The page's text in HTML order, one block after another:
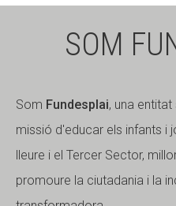
SOM
Som Fundesplai, una
missió d'educar els infants i
lleure i el Tercer Sector,
promoure la ciutadania i la